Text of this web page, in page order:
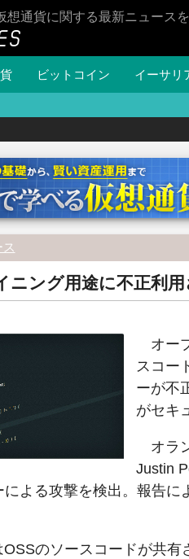
想通貨に関する最新ニュース
ビットコイン イーサリ
ニング用途に不正利
オー
スコー
ーが不
がセキ
オラ
Justin
による攻撃を検出。報告
のソースコードが共